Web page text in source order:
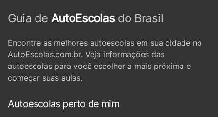
Guia de AutoEscolasdo Brasil
Encontre as melhores autoescolas em sua cidade no
AutoEscolas.com.br. Veja informações das
autoescolas para você escolher a mais próxima e
começar suas aulas.
Autoescolas perto de mim